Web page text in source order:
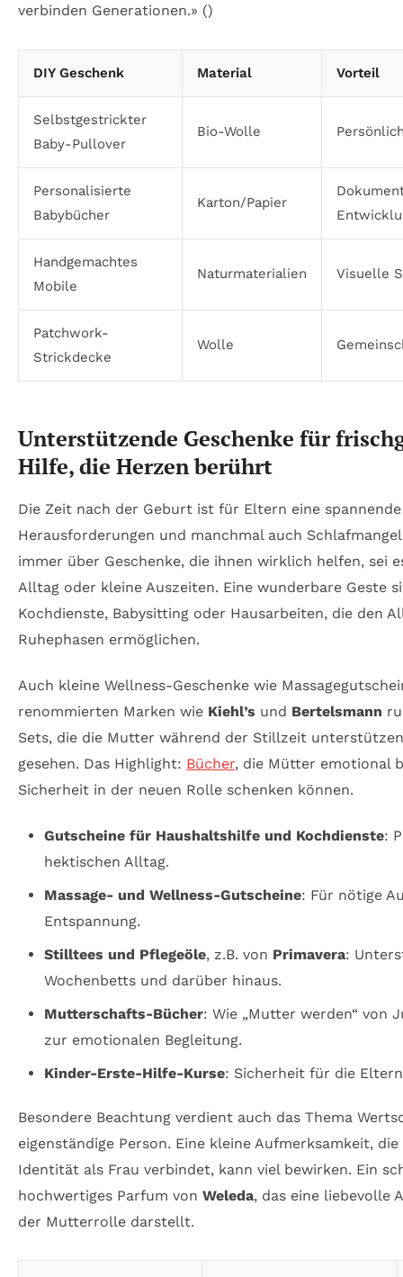
verbinden Generationen.» ()
DIY Geschenk Material Vorteil
Selbstgestrickter
Baby-Pullover
Bio-Wolle
Personalisierte
Babybücher
Karton/Papier
Handgemachtes
Mobile
Naturmaterialien Visuelle
Patchwork-
Strickdecke
Wolle
Unterstützende Geschenke für
Hilfe, die Herzen berührt
Die Zeit nach der Geburt ist für Eltern eine
Herausforderungen und manchmal auch
immer über Geschenke, die ihnen wirklich helfen, sei
Alltag oder kleine Auszeiten. Eine wunderbare Geste
Kochdienste, Babysitting oder Hausarbeiten, die den
Ruhephasen ermöglichen.
Auch kleine Wellness-Geschenke wie
renommierten Marken wie Kiehl’s und Bertelsmann
Sets, die die Mutter während der Stillzeit
gesehen. Das Highlight: Bücher, die Mütter emotional
Sicherheit in der neuen Rolle schenken können.
Gutscheine für Haushaltshilfe und Kochdienste:
hektischen Alltag.
Massage- und Wellness-Gutscheine: Für nötige
Entspannung.
Stilltees und Pflegeöle, z.B. von Primavera:
Wochenbetts und darüber hinaus.
Mutterschafts-Bücher: Wie „Mutter werden“ von
zur emotionalen Begleitung.
Kinder-Erste-Hilfe-Kurse: Sicherheit für die
Besondere Beachtung verdient auch das Thema
eigenständige Person. Eine kleine Aufmerksamkeit,
Identität als Frau verbindet, kann viel bewirken. Ein
hochwertiges Parfum von Weleda, das eine liebevolle
der Mutterrolle darstellt.